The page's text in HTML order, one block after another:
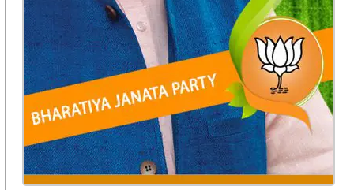
और भी पढ़ें